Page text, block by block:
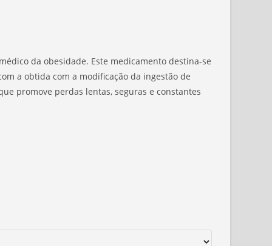
da obesidade. Este medicamento destina-se
a obtida com a modificação da ingestão de
promove perdas lentas, seguras e constantes